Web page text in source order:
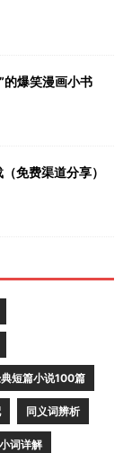
的爆笑漫画小书
免费渠道分享）
短篇小说100篇
同义词辨析
词详解